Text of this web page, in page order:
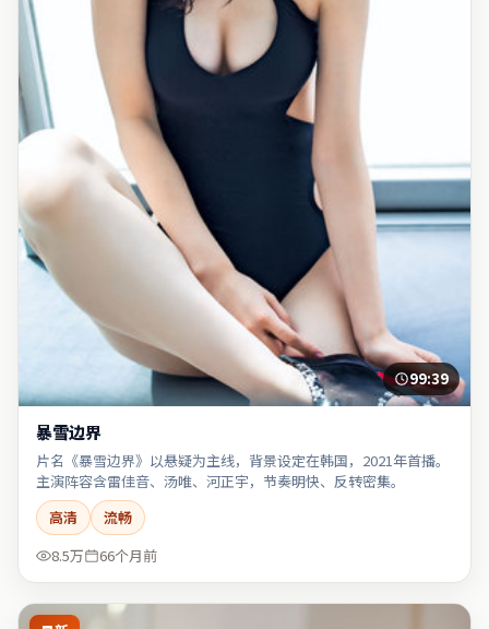
99:39
暴雪边界
片名《暴雪边界》以悬疑为主线，背景设定在韩国，2021年首播。
主演阵容含雷佳音、汤唯、河正宇，节奏明快、反转密集。
高清
流畅
8.5万
66个月前